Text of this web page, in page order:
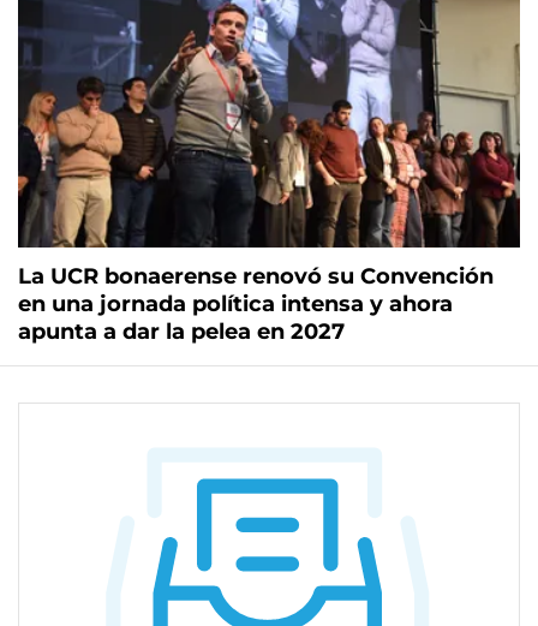
La UCR bonaerense renovó su Convención
en una jornada política intensa y ahora
apunta a dar la pelea en 2027